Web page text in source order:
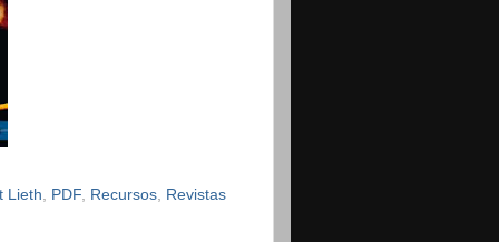
Lieth PDF Recursos Revistas